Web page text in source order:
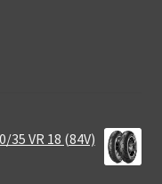
VR 18 (84V)